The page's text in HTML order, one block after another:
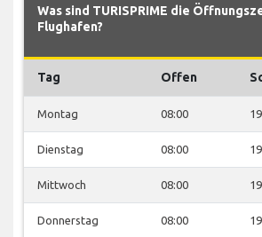
Was sind TURISPRIME die
Flughafen?
Tag Offen
Montag 08:00
Dienstag 08:00
Mittwoch 08:00
Donnerstag 08:00